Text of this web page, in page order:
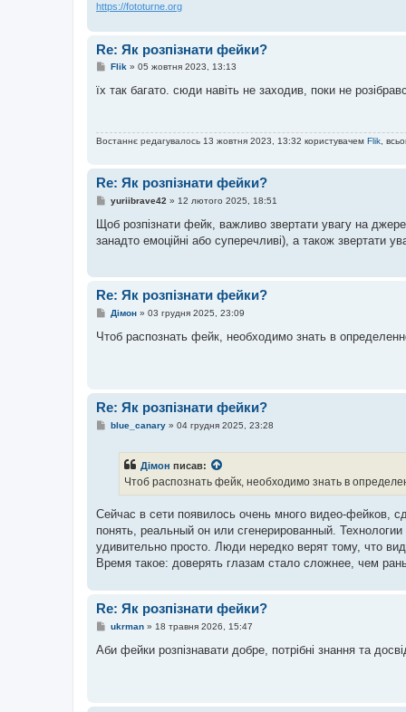
https://fototurne.org
Re: Як розпізнати фейки?
П
в
м
л
я
Flik» 05 жовтня 2023, 13:13
їх так багато. сюди навіть не заходив, поки не
Востаннє редагувалось 13 жовтня 2023, 13:32 користувачем Flik,
Re: Як розпізнати фейки?
П
в
і
д
л
н
я
yuriibrave42 » 12 лютого 2025, 18:51
Щоб розпізнати фейк, важливо звертати увагу на
занадто емоційні або суперечливі), а також звертати
Re: Як розпізнати фейки?
П
в
н
н
я
Дімон» 03 грудня 2025, 23:09
Чтоб распознать фейк, необходимо знать в
Re: Як розпізнати фейки?
П
е
н
я
blue_canary» 04 грудня 2025, 23:28
Дімон писав:
Чтоб распознать фейк, необходимо знать в
Сейчас в сети появилось очень много видео-
понять, реальный он или сгенерированный.
удивительно просто. Люди нередко верят тому, что
Время такое: доверять глазам стало сложнее, чем
Re: Як розпізнати фейки?
П
в
ukrman» 18 травня 2026, 15:47
Аби фейки розпізнавати добре, потрібні знання та